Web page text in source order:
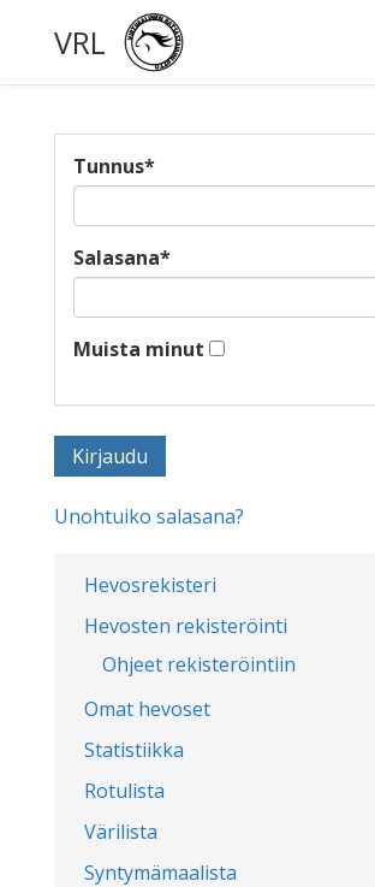
VRL
Hevosrekisteri
Hevosten rekisteröinti
Ohjeet rekisteröintiin
Omat hevoset
Statistiikka
Rotulista
Värilista
Syntymämaalista
Tunnus*
Salasana*
Muista minut
Unohtuiko salasana?